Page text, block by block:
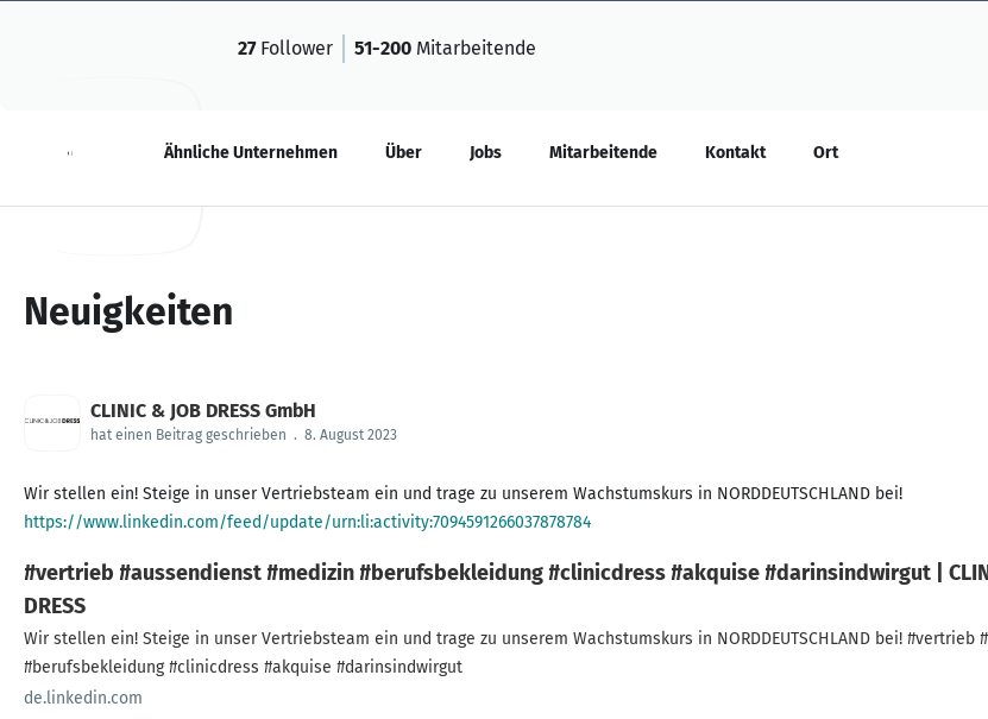
27Follower 51-200 Mitarbeitende
Neuigkeiten Ähnliche Unternehmen Über Jobs Mitarbeitende Kontakt Ort
Neuigkeiten
CLINIC & JOB DRESS GmbH
hat einen Beitrag geschrieben . 8. August 2023
https://www.linkedin.com/feed/update/urn:li:activity:7094591266037878784
#vertrieb #aussendienst #medizin #berufsbekleidung #clinicdress #akquise #darinsindwirgut |
DRESS
Wir stellen ein! Steige in unser Vertriebsteam ein und trage zu unserem Wachstumskurs in NORDDEUTSCHLAND bei! #vertrieb #aussendienst #medizin
#berufsbekleidung #clinicdress #akquise #darinsindwirgut
de.linkedin.com